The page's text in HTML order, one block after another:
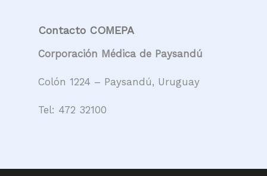
Contacto COMEPA
Corporación Médica de Paysandú
Colón 1224 – Paysandú, Uruguay
Tel: 472 32100